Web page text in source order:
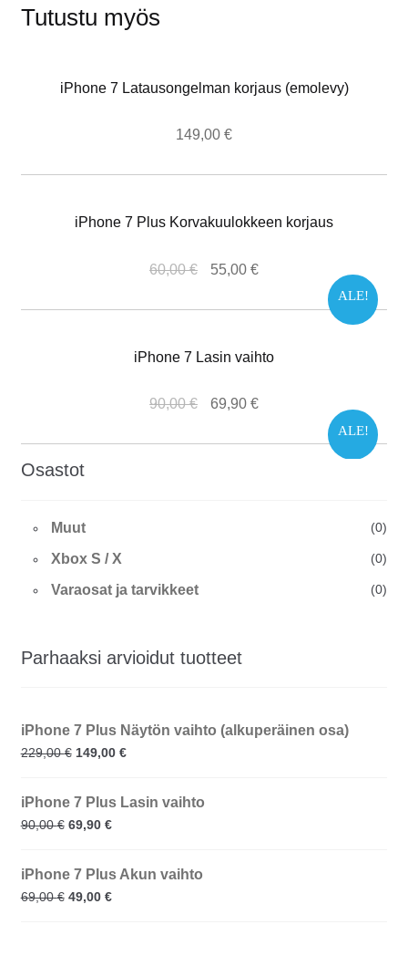
Tutustu myös
iPhone 7 Latausongelman korjaus (emolevy)
149,00 €
iPhone 7 Plus Korvakuulokkeen korjaus
ALE!
60,00€ 55,00 €
iPhone 7 Lasin vaihto
ALE!
90,00€ 69,90 €
Osastot
Muut (0)
Xbox S / X (0)
Varaosat ja tarvikkeet (0)
Parhaaksi arvioidut tuotteet
iPhone 7 Plus Näytön vaihto (alkuperäinen osa)
229,00€ 149,00 €
iPhone 7 Plus Lasin vaihto
90,00€ 69,90 €
iPhone 7 Plus Akun vaihto
69,00€ 49,00 €